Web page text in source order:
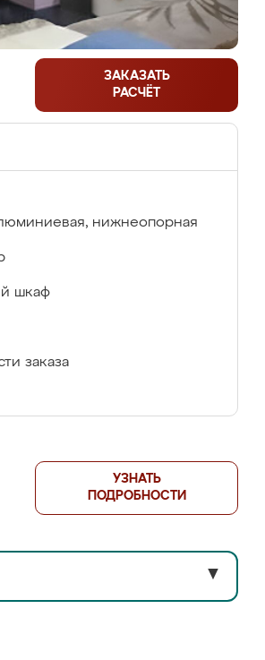
ЗАКАЗАТЬ
РАСЧЁТ
нижнеопорная
шкаф
заказа
УЗНАТЬ
ПОДРОБНОСТИ
▼